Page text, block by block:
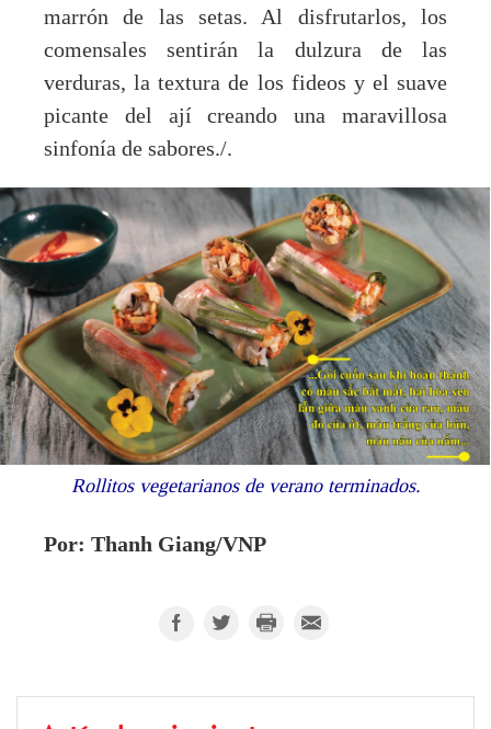
marrón de las setas. Al disfrutarlos, los
comensales sentirán la dulzura de las
verduras, la textura de los fideos y el suave
picante del ají creando una maravillosa
sinfonía de sabores./.
Rollitos vegetarianos de verano terminados.
Por: Thanh Giang/VNP